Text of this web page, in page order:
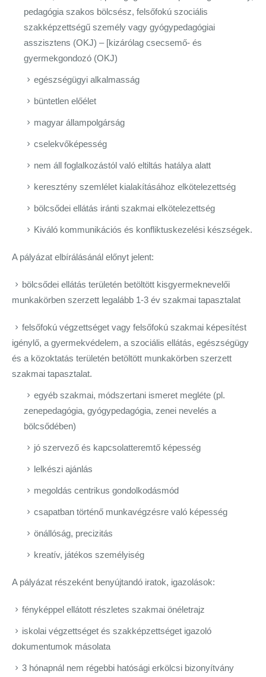
pedagógia szakos bölcsész, felsőfokú szociális
szakképzettségű személy vagy gyógypedagógiai
asszisztens (OKJ) – [kizárólag csecsemő- és
gyermekgondozó (OKJ)
egészségügyi alkalmasság
büntetlen előélet
magyar állampolgárság
cselekvőképesség
nem áll foglalkozástól való eltiltás hatálya alatt
keresztény szemlélet kialakításához elkötelezettség
bölcsődei ellátás iránti szakmai elkötelezettség
Kiváló kommunikációs és konfliktuskezelési készségek.
A pályázat elbírálásánál előnyt jelent:
bölcsődei ellátás területén betöltött kisgyermeknevelői
munkakörben szerzett legalább 1-3 év szakmai tapasztalat
felsőfokú végzettséget vagy felsőfokú szakmai képesítést
igénylő, a gyermekvédelem, a szociális ellátás, egészségügy
és a közoktatás területén betöltött munkakörben szerzett
szakmai tapasztalat.
egyéb szakmai, módszertani ismeret megléte (pl.
zenepedagógia, gyógypedagógia, zenei nevelés a
bölcsődében)
jó szervező és kapcsolatteremtő képesség
lelkészi ajánlás
megoldás centrikus gondolkodásmód
csapatban történő munkavégzésre való képesség
önállóság, precizitás
kreatív, játékos személyiség
A pályázat részeként benyújtandó iratok, igazolások:
fényképpel ellátott részletes szakmai önéletrajz
iskolai végzettséget és szakképzettséget igazoló
dokumentumok másolata
3 hónapnál nem régebbi hatósági erkölcsi bizonyítvány